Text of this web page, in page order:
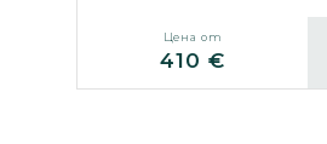
Цена от
410 €